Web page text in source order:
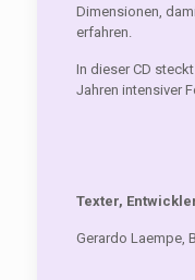
Dimensionen,
erfahren.
In dieser CD
Jahren intensiver
Texter,
Gerardo Laempe,